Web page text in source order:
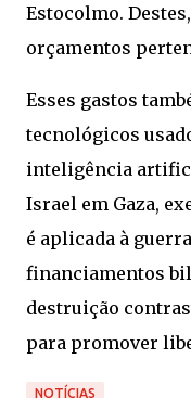
Estocolmo.
orçamentos
Esses gastos
tecnológicos
inteligência
Israel em Gaza,
é aplicada à
financiamentos
destruição
para promover
NOTÍCIAS